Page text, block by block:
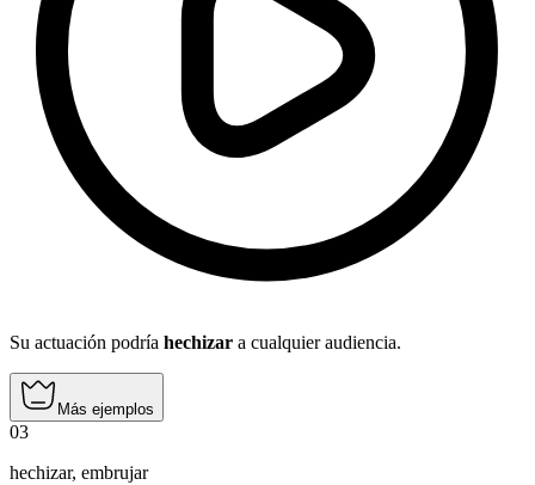
Su actuación podría hechizar a cualquier audiencia.
Más ejemplos
03
hechizar, embrujar